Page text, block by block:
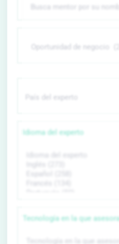
Idioma del experto
Tecnología en la que